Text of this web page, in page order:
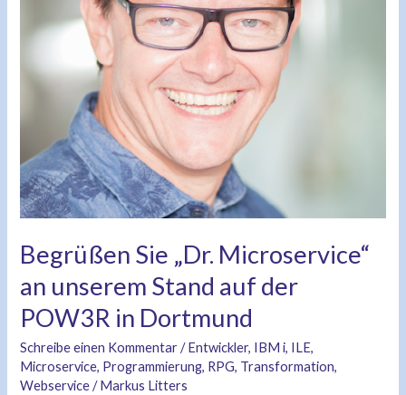
Begrüßen Sie „Dr. Microservice“
an unserem Stand auf der
POW3R in Dortmund
Schreibe einen Kommentar / Entwickler, IBM i, ILE,
Microservice, Programmierung, RPG, Transformation,
Webservice/ Markus Litters
auf
POW3R
Dortmund